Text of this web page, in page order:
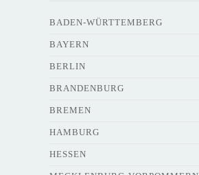
BADEN-WÜRTTEMBERG
BAYERN
BERLIN
BRANDENBURG
BREMEN
HAMBURG
HESSEN